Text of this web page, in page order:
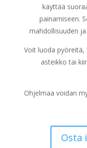
käyttää
painamiseen.
mahdollisuuden
Voit luoda
asteikko tai
Ohjelmaa voidan
Osta